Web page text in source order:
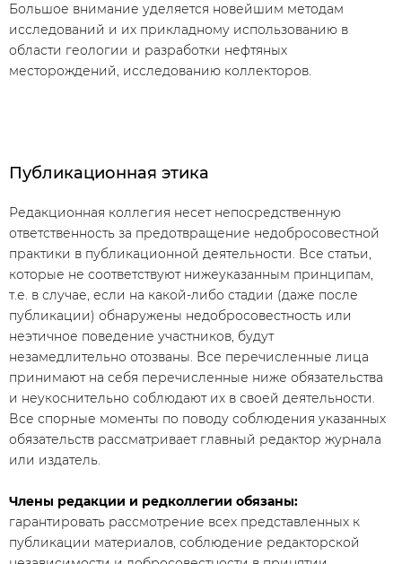
Большое внимание уделяется новейшим методам
исследований и их прикладному использованию в
области геологии и разработки нефтяных
месторождений, исследованию коллекторов.
Публикационная этика
Редакционная коллегия несет непосредственную
ответственность за предотвращение недобросовестной
практики в публикационной деятельности. Все статьи,
которые не соответствуют нижеуказанным принципам,
т.е. в случае, если на какой-либо стадии (даже после
публикации) обнаружены недобросовестность или
неэтичное поведение участников, будут
незамедлительно отозваны. Все перечисленные лица
принимают на себя перечисленные ниже обязательства
и неукоснительно соблюдают их в своей деятельности.
Все спорные моменты по поводу соблюдения указанных
обязательств рассматривает главный редактор журнала
или издатель.
Члены редакции и редколлегии обязаны:
гарантировать рассмотрение всех представленных к
публикации материалов, соблюдение редакторской